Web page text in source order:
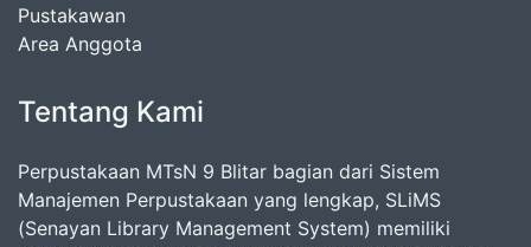
Pustakawan
Area Anggota
Tentang Kami
Perpustakaan MTsN 9 Blitar bagian dari Sistem
Manajemen Perpustakaan yang lengkap, SLiMS
(Senayan Library Management System) memiliki